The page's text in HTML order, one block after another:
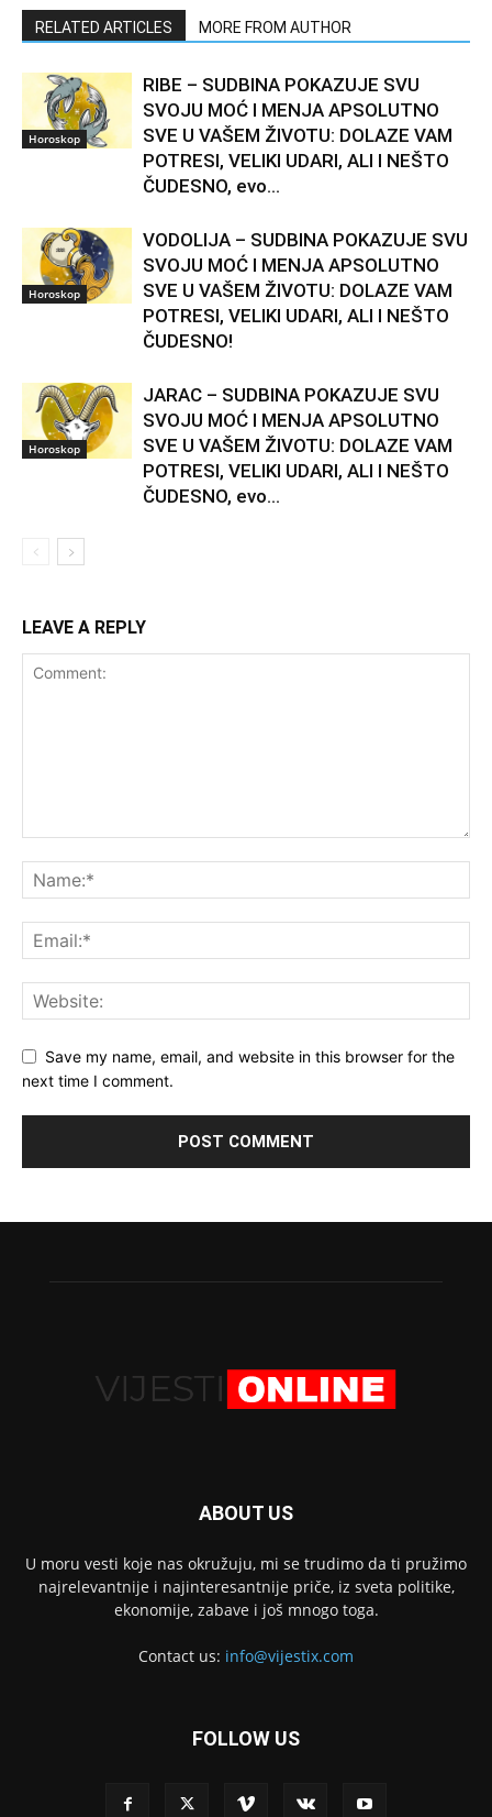
RELATED ARTICLES MORE FROM AUTHOR
Horoskop
RIBE – SUDBINA POKAZUJE SVU
SVOJU MOĆ I MENJA APSOLUTNO
SVE U VAŠEM ŽIVOTU: DOLAZE VAM
POTRESI, VELIKI UDARI, ALI I NEŠTO
ČUDESNO, evo...
Horoskop
VODOLIJA – SUDBINA POKAZUJE SVU
SVOJU MOĆ I MENJA APSOLUTNO
SVE U VAŠEM ŽIVOTU: DOLAZE VAM
POTRESI, VELIKI UDARI, ALI I NEŠTO
ČUDESNO!
Horoskop
JARAC – SUDBINA POKAZUJE SVU
SVOJU MOĆ I MENJA APSOLUTNO
SVE U VAŠEM ŽIVOTU: DOLAZE VAM
POTRESI, VELIKI UDARI, ALI I NEŠTO
ČUDESNO, evo...
LEAVE A REPLY
Save my name, email, and website in this browser for the
next time I comment.
ABOUT US
U moru vesti koje nas okružuju, mi se trudimo da ti pružimo
najrelevantnije i najinteresantnije priče, iz sveta politike,
ekonomije, zabave i još mnogo toga.
Contact us: info@vijestix.com
FOLLOW US